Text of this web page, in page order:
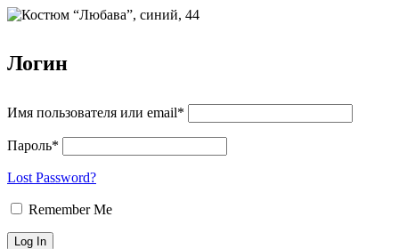
Логин
Имя пользователя или email*
Пароль*
Lost Password?
Remember Me